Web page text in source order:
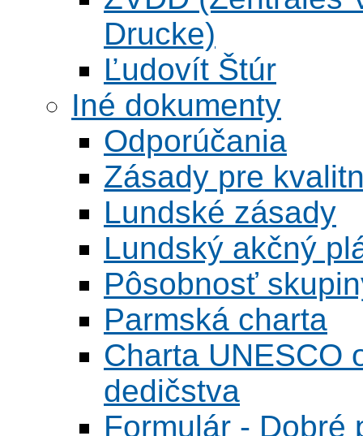
Drucke)
Ľudovít Štúr
Iné dokumenty
Odporúčania
Zásady pre
Lundské zásady
Lundský akčný
Pôsobnosť
Parmská charta
Charta UNESCO
dedičstva
Formulár - Dobré